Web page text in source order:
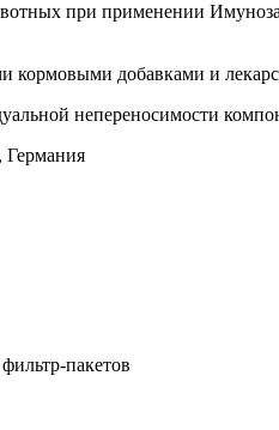
при применении
кормовыми добавками и
непереносимости
Германия
пакетов